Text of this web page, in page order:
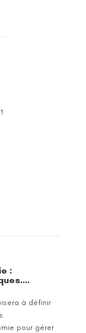
:
à définir
pour gérer